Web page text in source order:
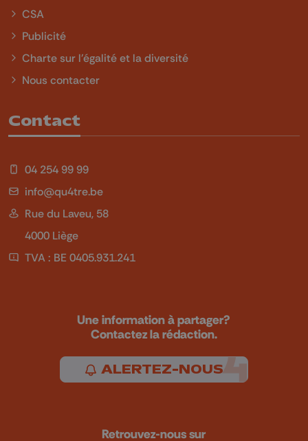
CSA
Publicité
Charte sur l'égalité et la diversité
Nous contacter
Contact
04 254 99 99
info@qu4tre.be
Rue du Laveu, 58
4000 Liège
TVA : BE 0405.931.241
Une information à partager?
Contactez la rédaction.
ALERTEZ-NOUS
Retrouvez-nous sur